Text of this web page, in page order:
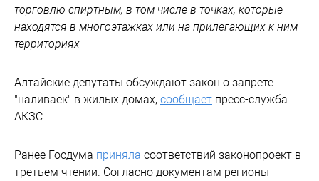
торговлю спиртным, в том числе в точках, которые
находятся в многоэтажках или на прилегающих к ним
территориях
Алтайские депутаты обсуждают закон о запрете
"наливаек" в жилых домах, сообщает пресс-служба
АКЗС.
Ранее Госдума приняла соответствий законопроект в
третьем чтении. Согласно документам регионы